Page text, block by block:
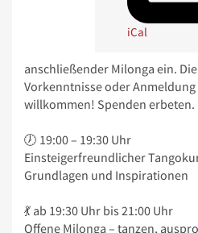
iCal
anschließender Milonga ein.
Vorkenntnisse oder
willkommen! Spenden erbeten.
🕖 19:00 – 19:30 Uhr
Einsteigerfreundlicher
Grundlagen und Inspirationen
💃 ab 19:30 Uhr bis 21:00 Uhr
Offene Milonga – tanzen,